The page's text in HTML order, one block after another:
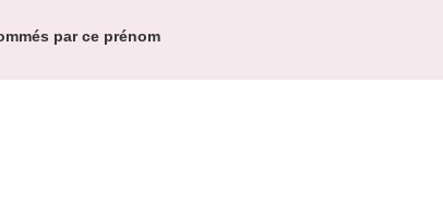
par ce prénom